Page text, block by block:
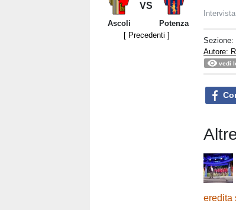
VS
Ascoli
Potenza
[ Precedenti ]
Sezione:
Autore:
vedi
eredita